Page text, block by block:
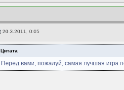
20.3.2011, 0:05
Цитата
Перед вами, пожалуй, самая лучшая игра